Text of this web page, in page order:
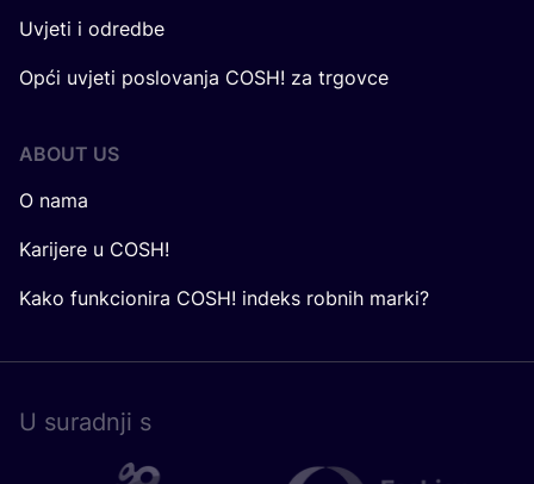
Uvjeti i odredbe
Opći uvjeti poslovanja COSH! za trgovce
ABOUT US
O nama
Karijere u COSH!
Kako funkcionira COSH! indeks robnih marki?
U surad­nji s